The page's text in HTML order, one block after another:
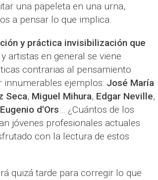
una papeleta en una urna,
a pensar lo que implica.
y práctica invisibilización que
artistas en general se viene
contrarias al pensamiento
ejemplos: José María
Seca, Miguel Mihura, Edgar Neville,
Eugenio d'Ors… ¿Cuántos de los
jóvenes profesionales actuales
con la lectura de estos
quizá tarde para corregir lo que